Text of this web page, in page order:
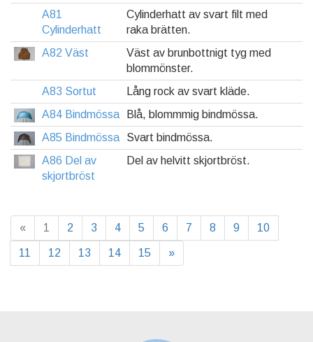
A81
Cylinderhatt
Cylinderhatt av svart filt med
raka brätten.
A82 Väst
Väst av brunbottnigt tyg med
blommönster.
A83 Sortut
Lång rock av svart kläde.
A84 Bindmössa
Blå, blommmig bindmössa.
A85 Bindmössa
Svart bindmössa.
A86 Del av
skjortbröst
Del av helvitt skjortbröst.
« 1 2 3 4 5 6 7 8 9 10
11 12 13 14 15 »